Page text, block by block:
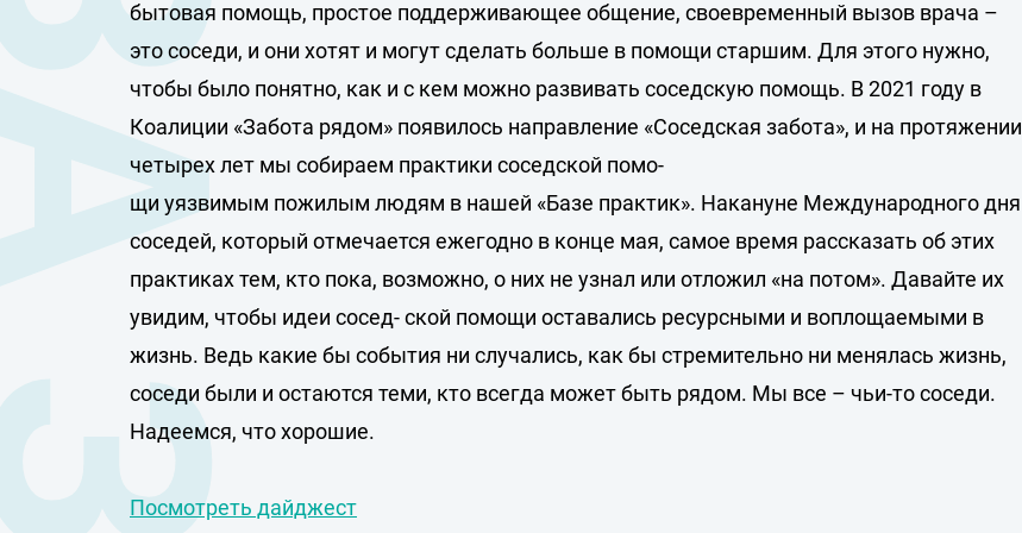
бытовая помощь, простое поддерживающее общение, своевременный вызов врача –
это соседи, и они хотят и могут сделать больше в помощи старшим. Для этого нужно,
чтобы было понятно, как и с кем можно развивать соседскую помощь. В 2021 году в
Коалиции «Забота рядом» появилось направление «Соседская забота», и на протяжении
четырех лет мы собираем практики соседской помо-
щи уязвимым пожилым людям в нашей «Базе практик». Накануне Международного дня
соседей, который отмечается ежегодно в конце мая, самое время рассказать об этих
практиках тем, кто пока, возможно, о них не узнал или отложил «на потом». Давайте их
увидим, чтобы идеи сосед- ской помощи оставались ресурсными и воплощаемыми в
жизнь. Ведь какие бы события ни случались, как бы стремительно ни менялась жизнь,
соседи были и остаются теми, кто всегда может быть рядом. Мы все – чьи-то соседи.
Надеемся, что хорошие.
Посмотреть дайджест